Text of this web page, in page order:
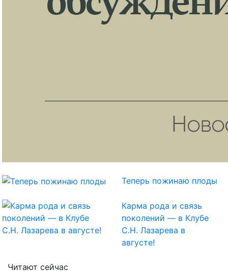
Теперь пожинаю плоды
Карма рода и связь
поколений — в Клубе
С.Н. Лазарева в
августе!
Читают сейчас